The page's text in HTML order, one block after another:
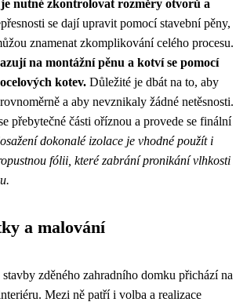
nutné zkontrolovat rozměry otvorů a
se dají upravit pomocí stavební pěny,
znamenat zkomplikování celého procesu.
na montážní pěnu a kotví se pomocí
kotev. Důležité je dbát na to, aby
a aby nevznikaly žádné netěsnosti.
přebytečné části oříznou a provede se finální
dokonalé izolace je vhodné použít i
fólii, které zabrání pronikání vlhkosti
a malování
zděného zahradního domku přichází na
Mezi ně patří i volba a realizace